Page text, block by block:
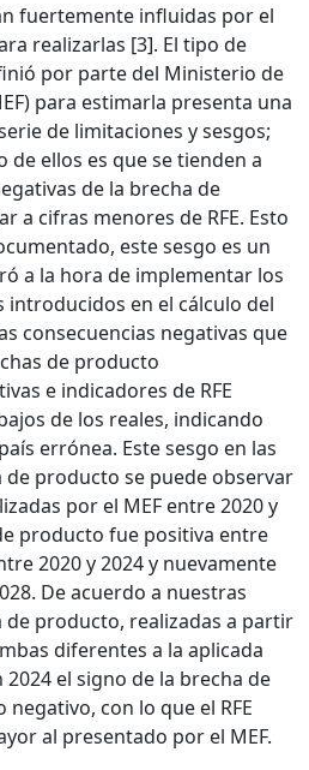
fuertemente influidas por el
realizarlas [3]. El tipo de
por parte del Ministerio de
para estimarla presenta una
de limitaciones y sesgos;
ellos es que se tienden a
de la brecha de
a cifras menores de RFE. Esto
este sesgo es un
a la hora de implementar los
en el cálculo del
consecuencias negativas que
de producto
e indicadores de RFE
de los reales, indicando
errónea. Este sesgo en las
de producto se puede observar
por el MEF entre 2020 y
producto fue positiva entre
2020 y 2024 y nuevamente
De acuerdo a nuestras
de producto, realizadas a partir
diferentes a la aplicada
2024 el signo de la brecha de
con lo que el RFE
al presentado por el MEF.